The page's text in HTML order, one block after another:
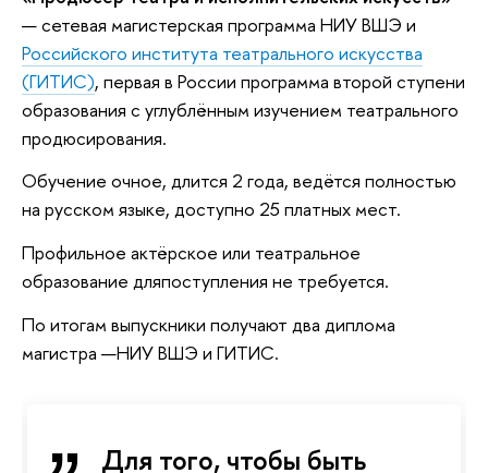
— сетевая магистерская программа НИУ ВШЭ и
Российского института театрального искусства
(ГИТИС), первая в России программа второй ступени
образования с углублённым изучением театрального
продюсирования.
Обучение очное, длится 2 года, ведётся полностью
на русском языке, доступно 25 платных мест.
Профильное актёрское или театральное
образование дляпоступления не требуется.
По итогам выпускники получают два диплома
магистра —НИУ ВШЭ и ГИТИС.
Для того, чтобы быть